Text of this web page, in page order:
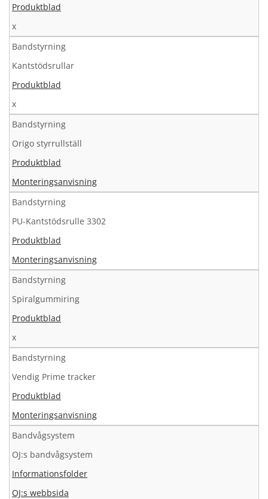
Produktblad
x
Bandstyrning
Kantstödsrullar
Produktblad
x
Bandstyrning
Origo styrrullställ
Produktblad
Monteringsanvisning
Bandstyrning
PU-Kantstödsrulle 3302
Produktblad
Monteringsanvisning
Bandstyrning
Spiralgummiring
Produktblad
x
Bandstyrning
Vendig Prime tracker
Produktblad
Monteringsanvisning
Bandvågsystem
OJ:s bandvågsystem
Informationsfolder
OJ:s webbsida